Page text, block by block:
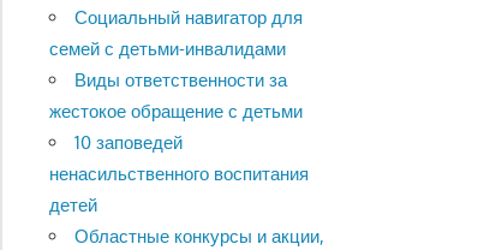
Социальный навигатор для
семей с детьми-инвалидами
Виды ответственности за
жестокое обращение с детьми
10 заповедей
ненасильственного воспитания
детей
Областные конкурсы и акции,